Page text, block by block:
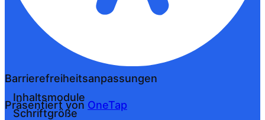
Barrierefreiheitsanpassungen
Präsentiert von OneTap
Inhaltsmodule
Schriftgröße